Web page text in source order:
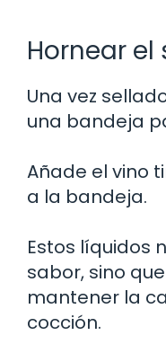
Hornear
Una vez
una bandeja
Añade el vino
a la bandeja.
Estos líquidos
sabor, sino
mantener la
cocción.